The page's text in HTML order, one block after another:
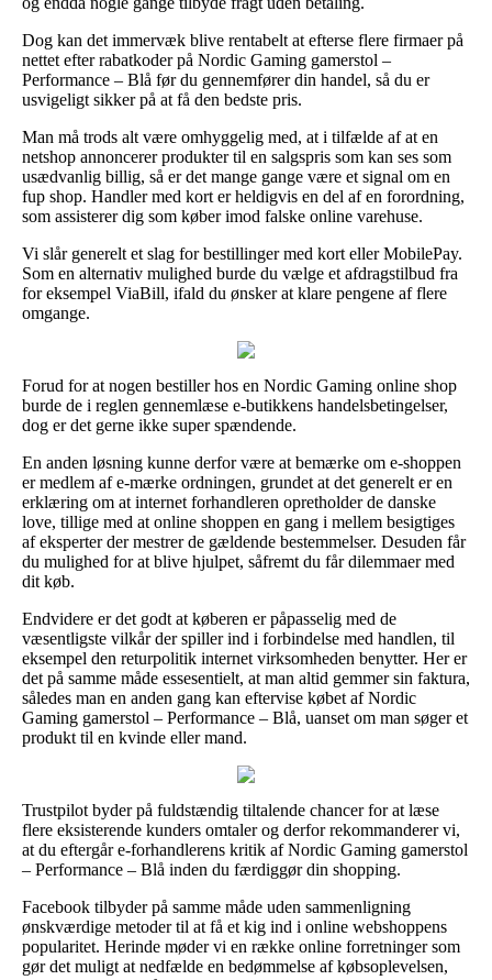
Dog kan det immervæk blive rentabelt at efterse flere firmaer på
nettet efter rabatkoder på Nordic Gaming gamerstol –
Performance – Blå før du gennemfører din handel, så du er
usvigeligt sikker på at få den bedste pris.
Man må trods alt være omhyggelig med, at i tilfælde af at en
netshop annoncerer produkter til en salgspris som kan ses som
usædvanlig billig, så er det mange gange være et signal om en
fup shop. Handler med kort er heldigvis en del af en forordning,
som assisterer dig som køber imod falske online varehuse.
Vi slår generelt et slag for bestillinger med kort eller MobilePay.
Som en alternativ mulighed burde du vælge et afdragstilbud fra
for eksempel ViaBill, ifald du ønsker at klare pengene af flere
omgange.
Forud for at nogen bestiller hos en Nordic Gaming online shop
burde de i reglen gennemlæse e-butikkens handelsbetingelser,
dog er det gerne ikke super spændende.
En anden løsning kunne derfor være at bemærke om e-shoppen
er medlem af e-mærke ordningen, grundet at det generelt er en
erklæring om at internet forhandleren opretholder de danske
love, tillige med at online shoppen en gang i mellem besigtiges
af eksperter der mestrer de gældende bestemmelser. Desuden får
du mulighed for at blive hjulpet, såfremt du får dilemmaer med
dit køb.
Endvidere er det godt at køberen er påpasselig med de
væsentligste vilkår der spiller ind i forbindelse med handlen, til
eksempel den returpolitik internet virksomheden benytter. Her er
det på samme måde essesentielt, at man altid gemmer sin faktura,
således man en anden gang kan eftervise købet af Nordic
Gaming gamerstol – Performance – Blå, uanset om man søger et
produkt til en kvinde eller mand.
Trustpilot byder på fuldstændig tiltalende chancer for at læse
flere eksisterende kunders omtaler og derfor rekommanderer vi,
at du eftergår e-forhandlerens kritik af Nordic Gaming gamerstol
– Performance – Blå inden du færdiggør din shopping.
Facebook tilbyder på samme måde uden sammenligning
ønskværdige metoder til at få et kig ind i online webshoppens
popularitet. Herinde møder vi en række online forretninger som
gør det muligt at nedfælde en bedømmelse af købsoplevelsen,